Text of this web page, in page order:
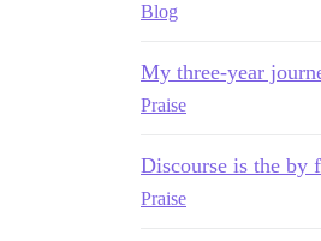
Blog
My three-year
Praise
Discourse is the by
Praise